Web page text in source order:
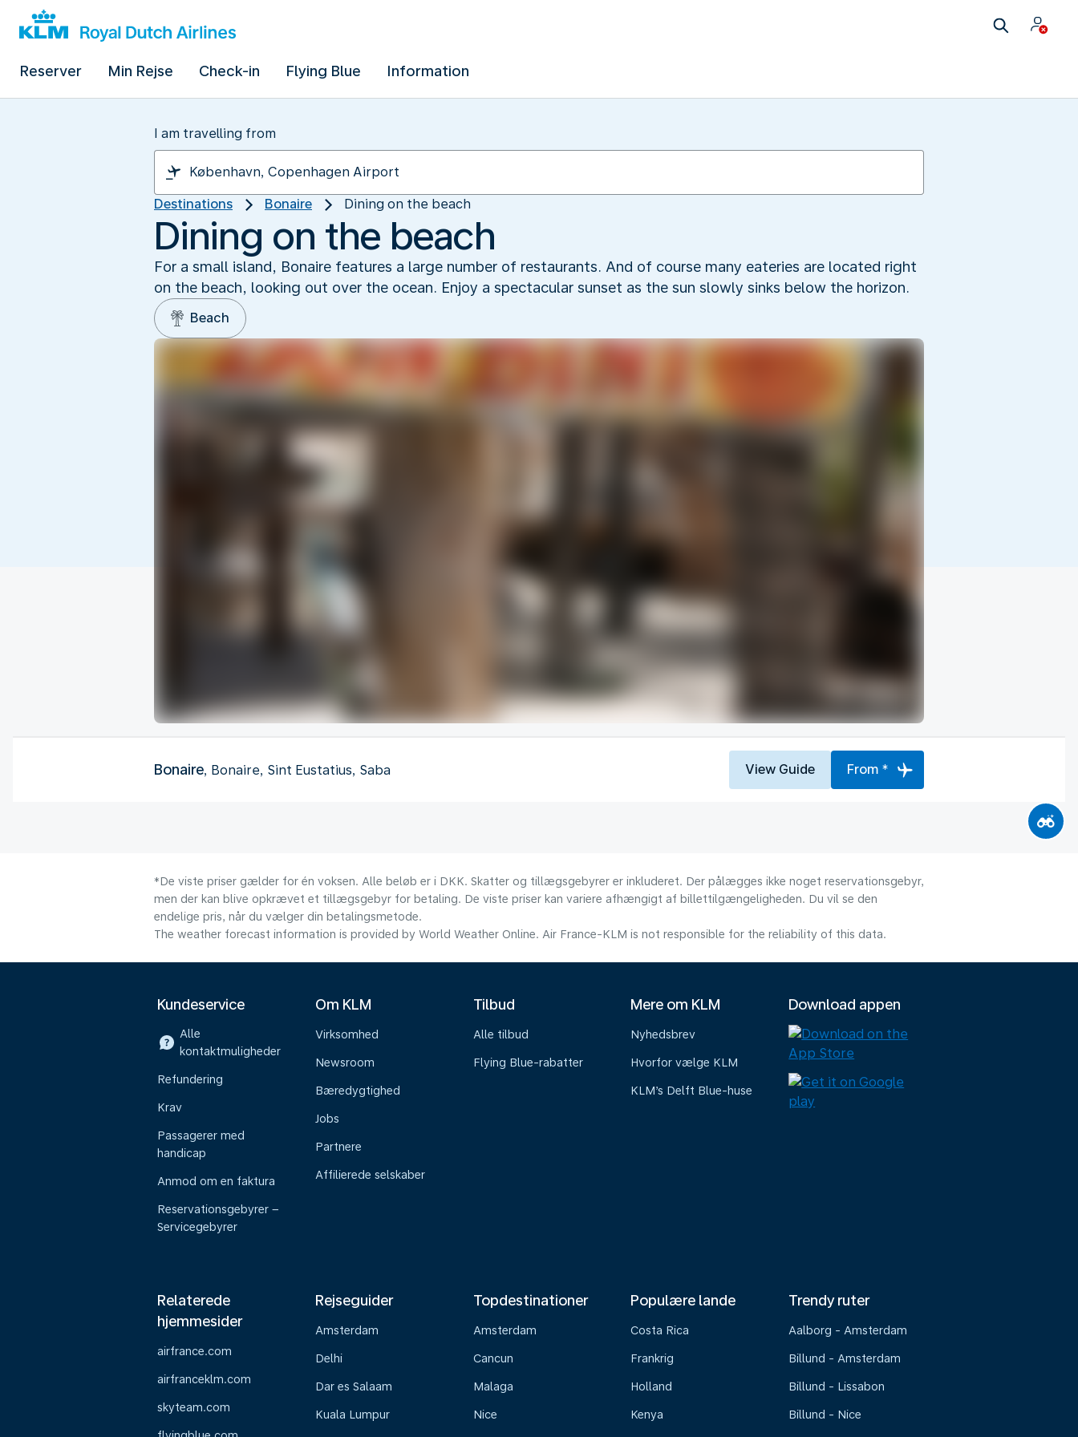
Reserver Min Rejse Check-in Flying Blue Information
I am travelling from
Destinations Bonaire Dining on the beach
Dining on the beach
For a small island, Bonaire features a large number of restaurants. And of course many eateries are located right
on the beach, looking out over the ocean. Enjoy a spectacular sunset as the sun slowly sinks below the horizon.
Beach
Bonaire, Bonaire, Sint Eustatius, Saba View Guide From *
*De viste priser gælder for én voksen. Alle beløb er i DKK. Skatter og tillægsgebyrer er inkluderet. Der pålægges ikke noget reservationsgebyr,
men der kan blive opkrævet et tillægsgebyr for betaling. De viste priser kan variere afhængigt af billettilgængeligheden. Du vil se den
endelige pris, når du vælger din betalingsmetode.
The weather forecast information is provided by World Weather Online. Air France-KLM is not responsible for the reliability of this data.
Kundeservice
Alle
kontaktmuligheder
Refundering
Krav
Passagerer med
handicap
Anmod om en faktura
Reservationsgebyrer –
Servicegebyrer
Om KLM
Virksomhed
Newsroom
Bæredygtighed
Jobs
Partnere
Affilierede selskaber
Tilbud
Alle tilbud
Flying Blue-rabatter
Mere om KLM
Nyhedsbrev
Hvorfor vælge KLM
KLM’s Delft Blue-huse
Download appen
Relaterede
hjemmesider
airfrance.com
airfranceklm.com
skyteam.com
Rejseguider
Amsterdam
Delhi
Dar es Salaam
Kuala Lumpur
Topdestinationer
Amsterdam
Cancun
Malaga
Nice
Populære lande
Costa Rica
Frankrig
Holland
Kenya
Trendy ruter
Aalborg - Amsterdam
Billund - Amsterdam
Billund - Lissabon
Billund - Nice